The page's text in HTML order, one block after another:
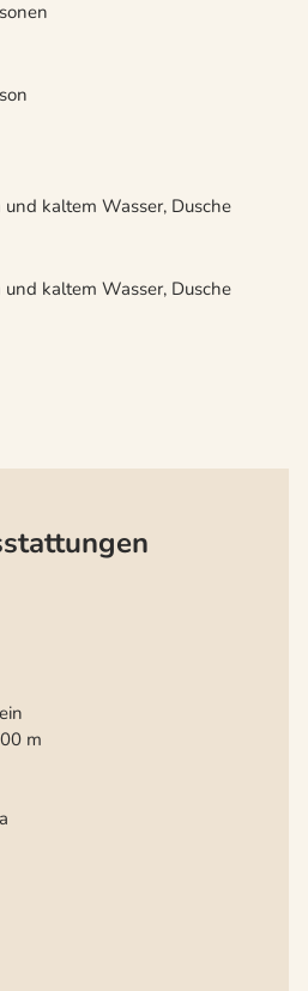
kaltem Wasser, Dusche
kaltem Wasser, Dusche
m